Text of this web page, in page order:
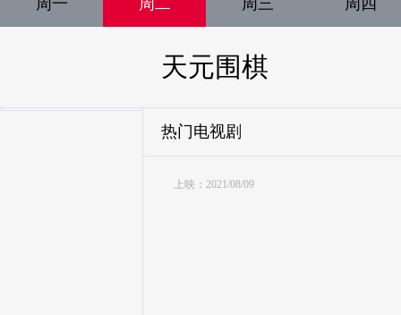
周一 周二 周三 周四
天元围棋
热门电视剧
上映：2021/08/09